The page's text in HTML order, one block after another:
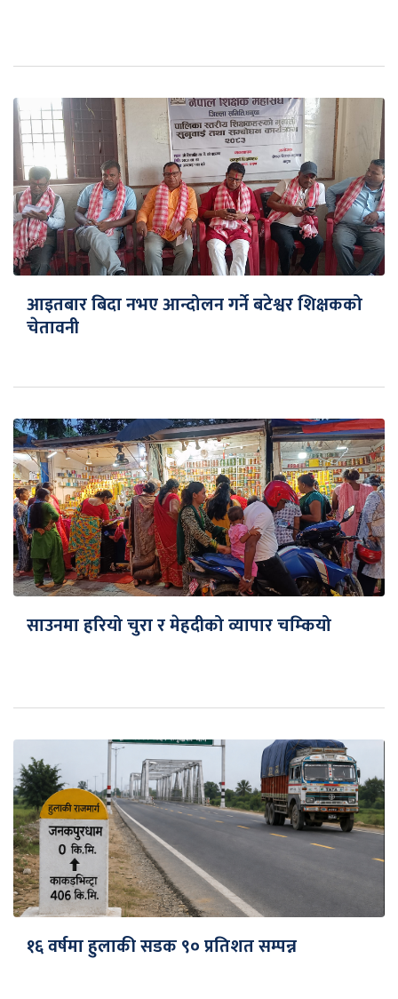
आइतबार बिदा नभए आन्दोलन गर्ने बटेश्वर शिक्षकको
चेतावनी
साउनमा हरियो चुरा र मेहदीको व्यापार चम्कियो
१६ वर्षमा हुलाकी सडक ९० प्रतिशत सम्पन्न